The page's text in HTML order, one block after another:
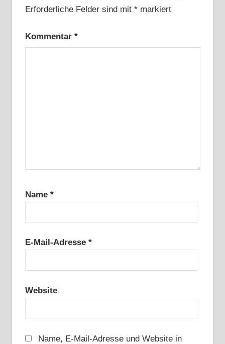
Erforderliche Felder sind mit *markiert
Kommentar *
Name *
E-Mail-Adresse *
Website
Name, E-Mail-Adresse und Website in